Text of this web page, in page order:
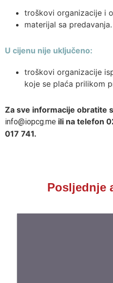
troškovi organizacije i
materijal sa predavanja.
U cijenu nije uključeno:
troškovi organizacije
koje se plaća prilikom
Za sve informacije obratite
info@iopcg.me ili na telefon
017 741.
Posljednje